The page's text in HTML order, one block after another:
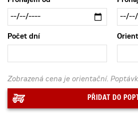
Počet dní
Zobrazená cena je orientační.
PŘIDAT DO